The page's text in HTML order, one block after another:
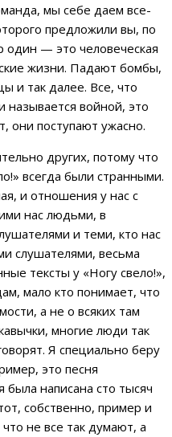
мы себе даем все-
предложили вы, по
— это человеческая
жизни. Падают бомбы,
и так далее. Все, что
называется войной, это
они поступают ужасно.
других, потому что
всегда были странными.
и отношения у нас с
нас людьми, в
и теми, кто нас
слушателями, весьма
тексты у «Ногу свело!»,
мало кто понимает, что
а не о всяких там
многие люди так
Я специально беру
это песня
была написана сто тысяч
собственно, пример и
не все так думают, а